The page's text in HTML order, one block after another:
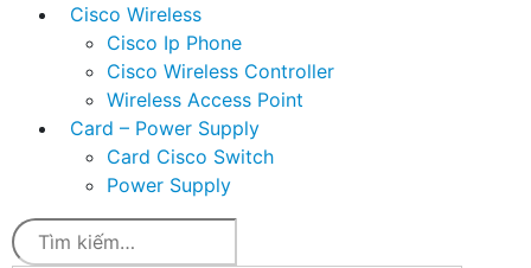
Cisco Wireless
Cisco Ip Phone
Cisco Wireless Controller
Wireless Access Point
Card – Power Supply
Card Cisco Switch
Power Supply